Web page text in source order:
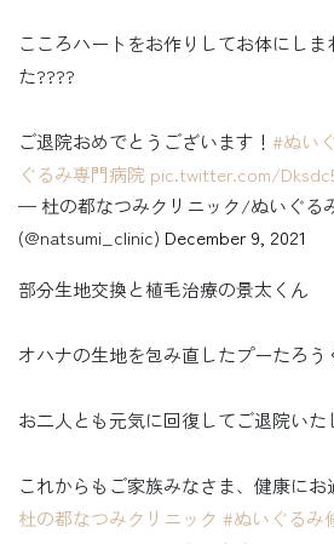
こころハートをお作りしてお体にしま
た????
ご退院おめでとうございます！ #ぬい
ぐるみ専門病院 pic.twitter.com/
— 杜の都なつみクリニック/ぬいぐる
(@natsumi_clinic) December 9, 2021
部分生地交換と植毛治療の景太くん
オハナの生地を包み直したプーたろう
お二人とも元気に回復してご退院い
これからもご家族みなさま、健康に
杜の都なつみクリニック #ぬいぐるみ